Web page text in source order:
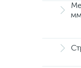
мм